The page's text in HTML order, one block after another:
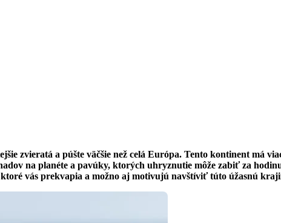
zvieratá a púšte väčšie než celá Európa. Tento kontinent má
na planéte a pavúky, ktorých uhryznutie môže zabiť za
vás prekvapia a možno aj motivujú navštíviť túto úžasnú